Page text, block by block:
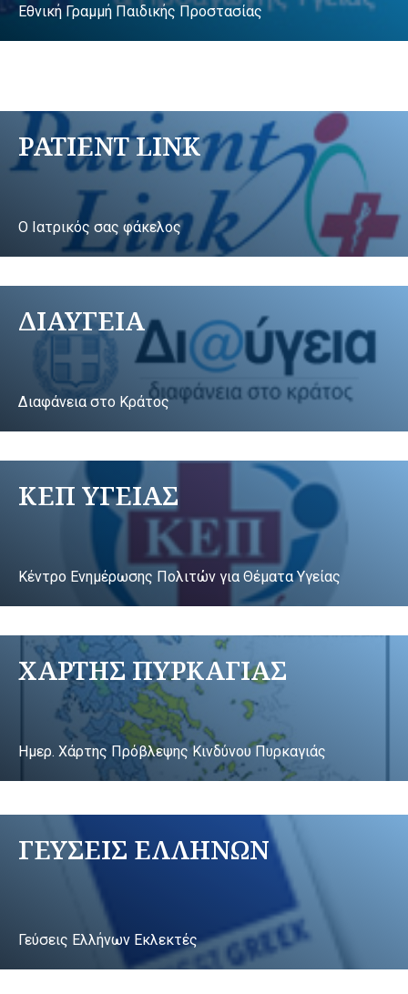
Εθνική Γραμμή Παιδικής Προστασίας
PATIENT LINK
Ο Ιατρικός σας φάκελος
ΔΙΑΥΓΕΙΑ
Διαφάνεια στο Κράτος
ΚΕΠ ΥΓΕΙΑΣ
Κέντρο Ενημέρωσης Πολιτών για Θέματα Υγείας
ΧΑΡΤΗΣ ΠΥΡΚΑΓΙΑΣ
Ημερ. Χάρτης Πρόβλεψης Κινδύνου Πυρκαγιάς
ΓΕΥΣΕΙΣ ΕΛΛΗΝΩΝ
Γεύσεις Ελλήνων Εκλεκτές